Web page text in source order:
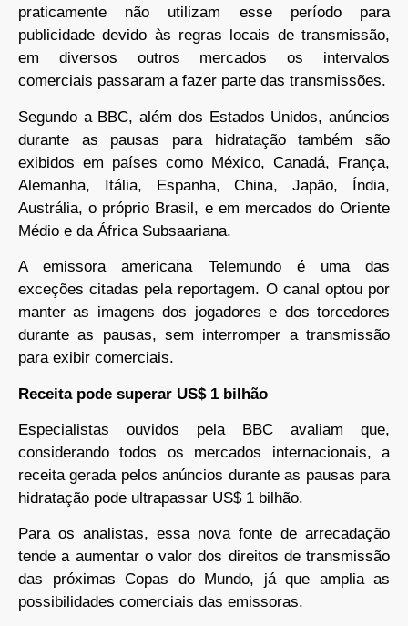
praticamente não utilizam esse período para
publicidade devido às regras locais de transmissão,
em diversos outros mercados os intervalos
comerciais passaram a fazer parte das transmissões.
Segundo a BBC, além dos Estados Unidos, anúncios
durante as pausas para hidratação também são
exibidos em países como México, Canadá, França,
Alemanha, Itália, Espanha, China, Japão, Índia,
Austrália, o próprio Brasil, e em mercados do Oriente
Médio e da África Subsaariana.
A emissora americana Telemundo é uma das
exceções citadas pela reportagem. O canal optou por
manter as imagens dos jogadores e dos torcedores
durante as pausas, sem interromper a transmissão
para exibir comerciais.
Receita pode superar US$ 1 bilhão
Especialistas ouvidos pela BBC avaliam que,
considerando todos os mercados internacionais, a
receita gerada pelos anúncios durante as pausas para
hidratação pode ultrapassar US$ 1 bilhão.
Para os analistas, essa nova fonte de arrecadação
tende a aumentar o valor dos direitos de transmissão
das próximas Copas do Mundo, já que amplia as
possibilidades comerciais das emissoras.